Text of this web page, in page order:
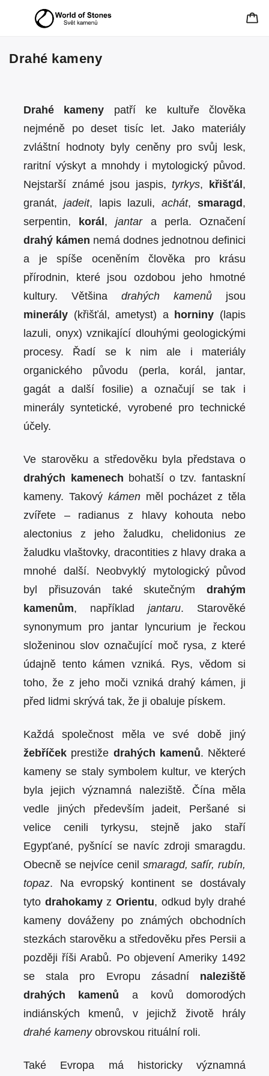
Drahé kameny
Drahé kameny patří ke kultuře člověka
nejméně po deset tisíc let. Jako materiály
zvláštní hodnoty byly ceněny pro svůj lesk,
raritní výskyt a mnohdy i mytologický původ.
Nejstarší známé jsou jaspis,tyrkys, křišťál ,
granát, jadeit, lapis lazuli,achát,smaragd ,
serpentin,
korál ,jantara perla. Označení
drahý kámen nemá dodnes jednotnou definici
a je spíše oceněním člověka pro krásu
přírodnin, které jsou ozdobou jeho hmotné
kultury. Většina drahých kamenů jsou
minerály (křišťál, ametyst) a horniny (lapis
lazuli, onyx) vznikající dlouhými geologickými
procesy. Řadí se k nim ale i materiály
organického původu (perla, korál, jantar,
gagát a další fosilie) a označují se tak i
minerály syntetické, vyrobené pro technické
účely.
Ve starověku a středověku byla představa o
drahých kamenech bohatší o tzv. fantaskní
kameny. Takový kámenměl pocházet z těla
zvířete – radianus z hlavy kohouta nebo
alectonius z jeho žaludku, chelidonius ze
žaludku vlaštovky, dracontities z hlavy draka a
mnohé další. Neobvyklý mytologický původ
byl přisuzován také skutečným drahým
kamenům, například jantaru. Starověké
synonymum pro jantar lyncurium je řeckou
složeninou slov označující moč rysa, z které
údajně tento kámen vzniká. Rys, vědom si
toho, že z jeho moči vzniká drahý kámen, ji
před lidmi skrývá tak, že ji obaluje pískem.
Každá společnost měla ve své době jiný
žebříček prestiže drahých kamenů. Některé
kameny se staly symbolem kultur, ve kterých
byla jejich významná naleziště. Čína měla
vedle jiných především jadeit, Peršané si
velice cenili tyrkysu, stejně jako staří
Egypťané, pyšnící se navíc zdroji smaragdu.
Obecně se nejvíce cenil smaragd, safír, rubín,
topaz. Na evropský kontinent se dostávaly
tyto drahokamyzOrientu, odkud byly drahé
kameny dováženy po známých obchodních
stezkách starověku a středověku přes Persii a
později říši Arabů. Po objevení Ameriky 1492
se stala pro Evropu zásadní naleziště
drahých kamenů a kovů domorodých
indiánských kmenů, v jejichž životě hrály
drahé kamenyobrovskou rituální roli.
Také Evropa má historicky významná